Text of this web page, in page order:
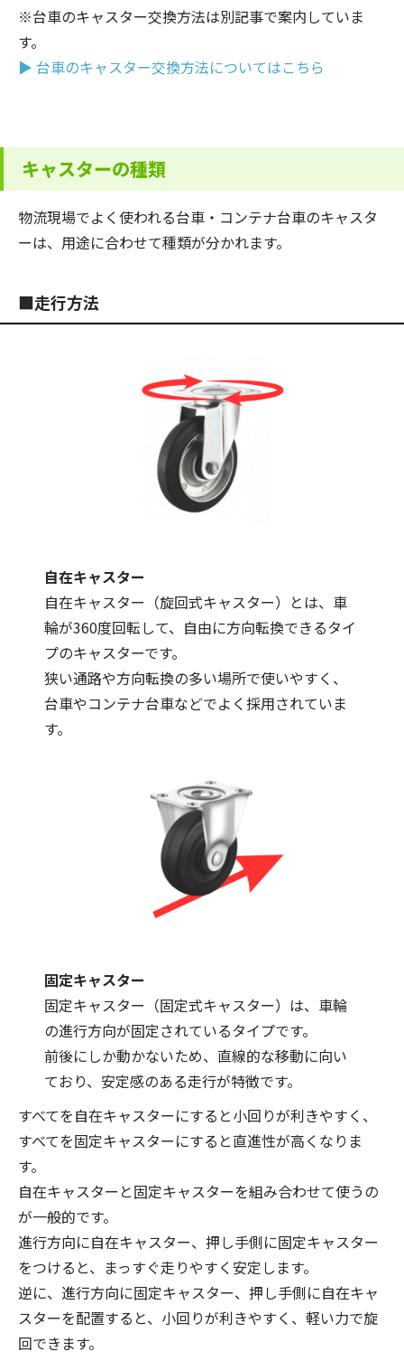
※台車のキャスター交換方法は別記事で案内していま
す。
▶ 台車のキャスター交換方法についてはこちら
キャスターの種類
物流現場でよく使われる台車・コンテナ台車のキャスタ
ーは、用途に合わせて種類が分かれます。
■走行方法
自在キャスター
自在キャスター（旋回式キャスター）とは、車
輪が360度回転して、自由に方向転換できるタイ
プのキャスターです。
狭い通路や方向転換の多い場所で使いやすく、
台車やコンテナ台車などでよく採用されていま
す。
固定キャスター
固定キャスター（固定式キャスター）は、車輪
の進行方向が固定されているタイプです。
前後にしか動かないため、直線的な移動に向い
ており、安定感のある走行が特徴です。
すべてを自在キャスターにすると小回りが利きやすく、
すべてを固定キャスターにすると直進性が高くなりま
す。
自在キャスターと固定キャスターを組み合わせて使うの
が一般的です。
進行方向に自在キャスター、押し手側に固定キャスター
をつけると、まっすぐ走りやすく安定します。
逆に、進行方向に固定キャスター、押し手側に自在キャ
スターを配置すると、小回りが利きやすく、軽い力で旋
回できます。